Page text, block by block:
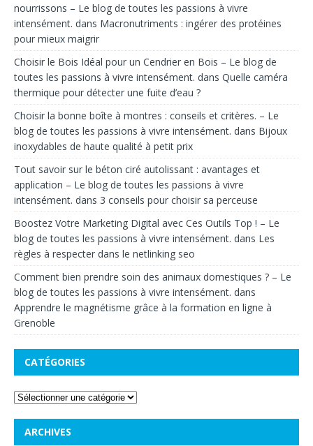
nourrissons – Le blog de toutes les passions à vivre
intensément. dans Macronutriments : ingérer des protéines
pour mieux maigrir
Choisir le Bois Idéal pour un Cendrier en Bois – Le blog de
toutes les passions à vivre intensément. dans Quelle caméra
thermique pour détecter une fuite d’eau ?
Choisir la bonne boîte à montres : conseils et critères. – Le
blog de toutes les passions à vivre intensément. dans Bijoux
inoxydables de haute qualité à petit prix
Tout savoir sur le béton ciré autolissant : avantages et
application – Le blog de toutes les passions à vivre
intensément. dans 3 conseils pour choisir sa perceuse
Boostez Votre Marketing Digital avec Ces Outils Top ! – Le
blog de toutes les passions à vivre intensément. dans Les
règles à respecter dans le netlinking seo
Comment bien prendre soin des animaux domestiques ? – Le
blog de toutes les passions à vivre intensément. dans
Apprendre le magnétisme grâce à la formation en ligne à
Grenoble
CATÉGORIES
ARCHIVES